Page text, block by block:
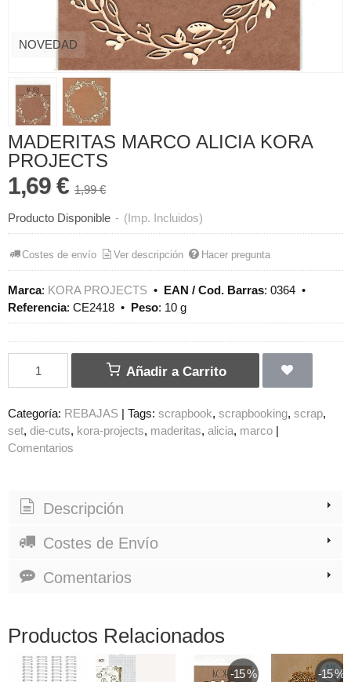
NOVEDAD
MADERITAS MARCO ALICIA KORA
PROJECTS
1,69 € 1,99 €
Producto Disponible - (Imp. Incluidos)
Costes de envío Ver descripción Hacer pregunta
Marca: KORA PROJECTS • EAN / Cod. Barras: 0364 •
Referencia: CE2418 • Peso: 10 g
Añadir a Carrito
Categoría: REBAJAS | Tags: scrapbook scrapbooking scrap
set die-cuts kora-projects maderitas alicia marco |
Comentarios
Descripción
Costes de Envío
Comentarios
Productos Relacionados
-15 % -15 %